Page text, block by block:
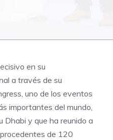
en su
a través de su
uno de los eventos
importantes del mundo,
Dhabi y que ha reunido a
de 120